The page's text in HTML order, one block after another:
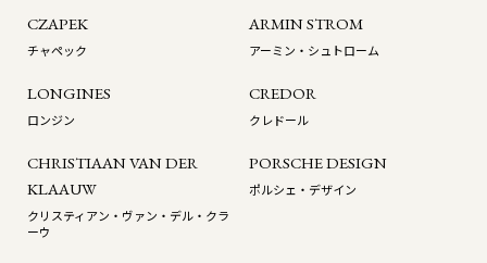
CZAPEK
チャペック
ARMIN STROM
アーミン・シュトローム
LONGINES
ロンジン
CREDOR
クレドール
CHRISTIAAN VAN DER
KLAAUW
クリスティアン・ヴァン・デル・クラ
ーウ
PORSCHE DESIGN
ポルシェ・デザイン